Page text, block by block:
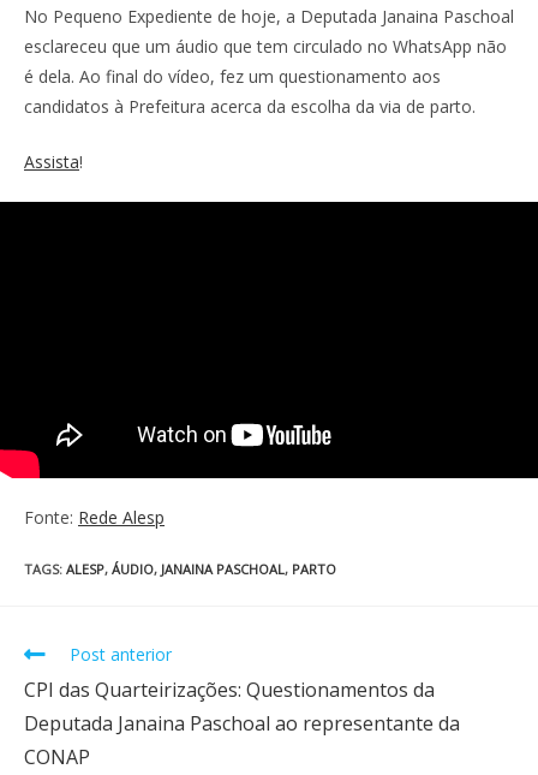
No Pequeno Expediente de hoje, a Deputada Janaina Paschoal
esclareceu que um áudio que tem circulado no WhatsApp não
é dela. Ao final do vídeo, fez um questionamento aos
candidatos à Prefeitura acerca da escolha da via de parto.
Assista!
Fonte: Rede Alesp
TAGS: ALESP, ÁUDIO, JANAINA PASCHOAL, PARTO
Post anterior
CPI das Quarteirizações: Questionamentos da
Deputada Janaina Paschoal ao representante da
CONAP